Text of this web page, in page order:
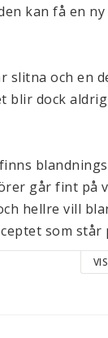
kan få en
slitna och en
blir dock
finns
går fint på
hellre vill
som står